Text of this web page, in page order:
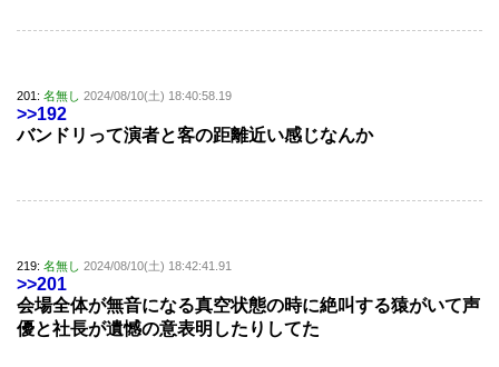
201: 名無し 2024/08/10(土) 18:40:58.19
>>192
バンドリって演者と客の距離近い感じなんか
219: 名無し 2024/08/10(土) 18:42:41.91
>>201
会場全体が無音になる真空状態の時に絶叫する猿がいて声
優と社長が遺憾の意表明したりしてた